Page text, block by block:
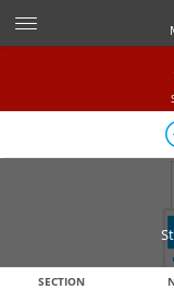
SECTION